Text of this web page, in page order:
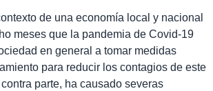
de una economía local y nacional
meses que la pandemia de Covid-19
en general a tomar medidas
para reducir los contagios de este
parte, ha causado severas